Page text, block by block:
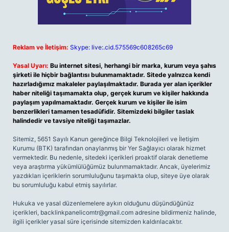
Reklam ve İletişim: Skype: live:.cid.575569c608265c69
Yasal Uyarı: Bu internet sitesi, herhangi bir marka, kurum veya şahıs
şirketi ile hiçbir bağlantısı bulunmamaktadır. Sitede yalnızca kendi
hazırladığımız makaleler paylaşılmaktadır. Burada yer alan içerikler
haber niteliği taşımamakta olup, gerçek kurum ve kişiler hakkında
paylaşım yapılmamaktadır. Gerçek kurum ve kişiler ile isim
benzerlikleri tamamen tesadüfidir. Sitemizdeki bilgiler taslak
halindedir ve tavsiye niteliği taşımazlar.
Sitemiz, 5651 Sayılı Kanun gereğince Bilgi Teknolojileri ve İletişim
Kurumu (BTK) tarafından onaylanmış bir Yer Sağlayıcı olarak hizmet
vermektedir. Bu nedenle, sitedeki içerikleri proaktif olarak denetleme
veya araştırma yükümlülüğümüz bulunmamaktadır. Ancak, üyelerimiz
yazdıkları içeriklerin sorumluluğunu taşımakta olup, siteye üye olarak
bu sorumluluğu kabul etmiş sayılırlar.
Hukuka ve yasal düzenlemelere aykırı olduğunu düşündüğünüz
içerikleri, backlinkpanelicomtr@gmail.com adresine bildirmeniz halinde,
ilgili içerikler yasal süre içerisinde sitemizden kaldırılacaktır.